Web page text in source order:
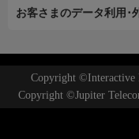
お客さまのデータ利用･
Copyright ©Interactive
Copyright ©Jupiter